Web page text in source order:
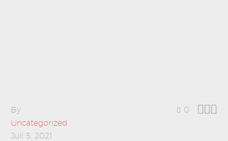
0 
By
Uncategorized
Juli 5, 2021